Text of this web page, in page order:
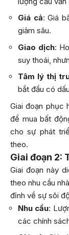
Giá cả: Giá
giảm sâu.
Giao dịch:
suy thoái,
Tâm lý thị
bắt đầu có
Giai đoạn phục
để mua bất
cho sự phát
theo.
Giai đoạn 2:
Giai đoạn này
theo nhu cầu
đỉnh về sự sôi
Nhu cầu:
các chính